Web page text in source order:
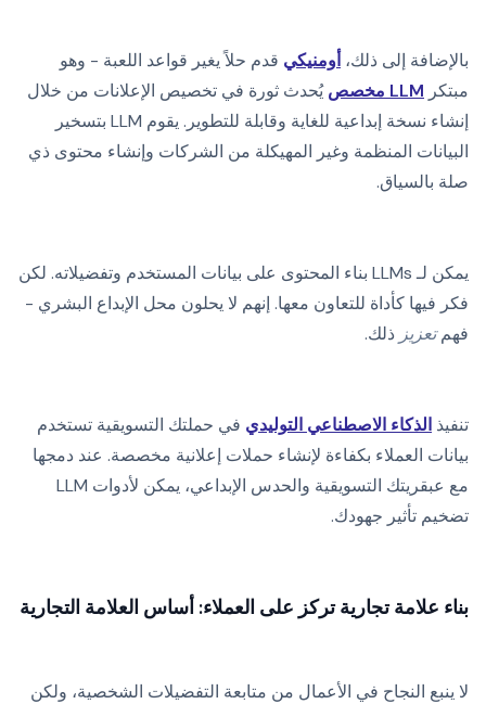
بالإضافة إلى ذلك، أومنيكي قدم حلاً يغير قواعد اللعبة - وهو
مبتكر LLM مخصص
يُحدث ثورة في تخصيص الإعلانات من خلال
إنشاء نسخة إبداعية للغاية وقابلة للتطوير. يقوم LLM بتسخير
البيانات المنظمة وغير المهيكلة من الشركات وإنشاء محتوى ذي
صلة بالسياق.
يمكن لـ LLMs بناء المحتوى على بيانات المستخدم وتفضيلاته. لكن
فكر فيها كأداة للتعاون معها. إنهم لا يحلون محل الإبداع البشري -
فهمتعزيز ذلك.
تنفيذ الذكاء الاصطناعي التوليدي في حملتك التسويقية تستخدم
بيانات العملاء بكفاءة لإنشاء حملات إعلانية مخصصة. عند دمجها
مع عبقريتك التسويقية والحدس الإبداعي، يمكن لأدوات LLM
تضخيم تأثير جهودك.
بناء علامة تجارية تركز على العملاء: أساس العلامة التجارية
لا ينبع النجاح في الأعمال من متابعة التفضيلات الشخصية، ولكن